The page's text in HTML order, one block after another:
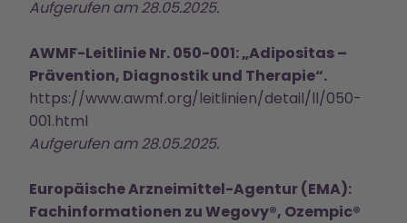
Aufgerufen am 28.05.2025.
AWMF-Leitlinie Nr. 050-001: „Adipositas –
Prävention, Diagnostik und Therapie“.
https://www.awmf.org/leitlinien/detail/ll/050-
001.html
Aufgerufen am 28.05.2025.
Europäische Arzneimittel-Agentur (EMA):
Fachinformationen zu Wegovy®, Ozempic®